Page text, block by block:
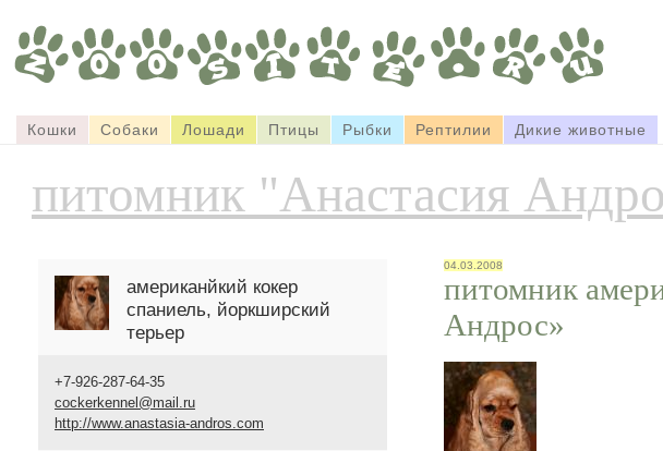
Кошки Собаки Лошади Птицы Рыбки Рептилии Дикие животные
питомник "Анастасия
американйкий кокер
спаниель, йоркширский
терьер
+7-926-287-64-35
cockerkennel@mail.ru
http://www.anastasia-andros.com
04.03.2008
питомник
Андрос»